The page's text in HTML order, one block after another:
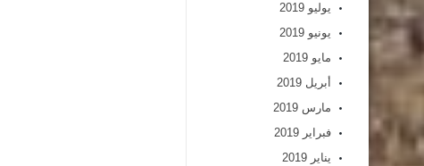
يوليو 2019
يونيو 2019
مايو 2019
أبريل 2019
مارس 2019
فبراير 2019
يناير 2019